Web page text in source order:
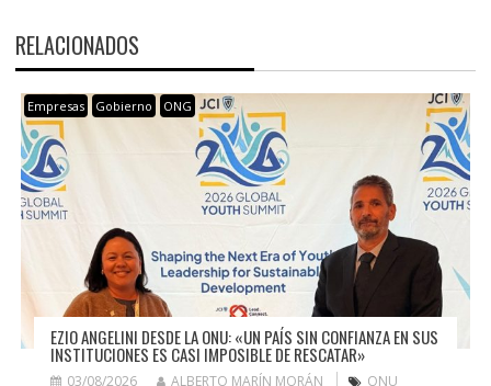
RELACIONADOS
Empresas Gobierno ONG
EZIO ANGELINI DESDE LA ONU: «UN PAÍS SIN CONFIANZA EN SUS
INSTITUCIONES ES CASI IMPOSIBLE DE RESCATAR»
03/08/2026 ALBERTO MARÍN MORÁN ONU